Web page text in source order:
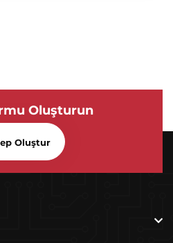
Oluşturun
Oluştur